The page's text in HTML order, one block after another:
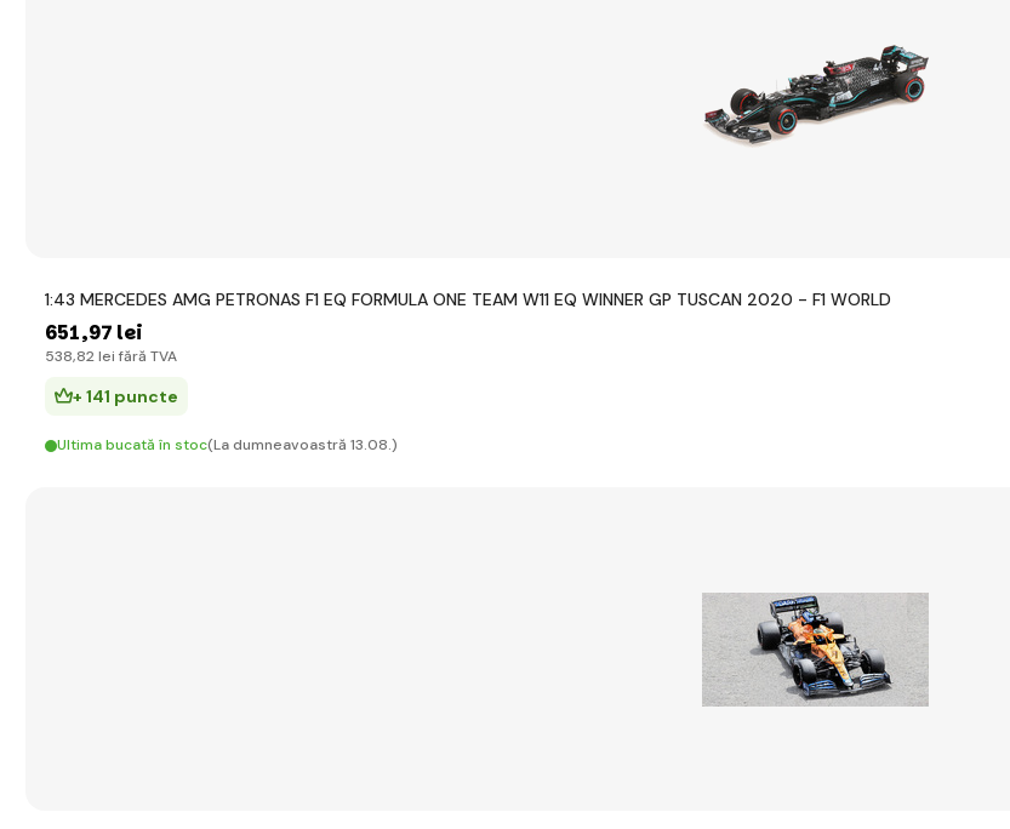
1:43 MERCEDES AMG PETRONAS F1 EQ FORMULA ONE TEAM W11 EQ WINNER GP TUSCAN 2020 - F1 WORLD
651,97 lei
538,82 lei fără TVA
+ 141 puncte
Ultima bucată în stoc(La dumneavoastră 13.08.)